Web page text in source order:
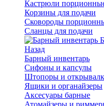
Кастрюли
Корзины для подачи
Сковороды
Сланцы для подачи
Назад
Барный инвентарь
Сифоны и капсулы
Штопоры и
Ящики и органайзеры
Аксесуары барные
Атомайзеры и